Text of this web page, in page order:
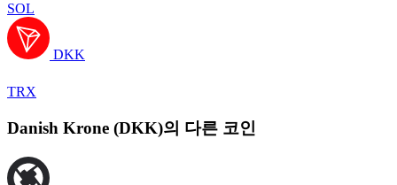
SOL
DKK
TRX
Danish Krone (DKK)의 다른 코인